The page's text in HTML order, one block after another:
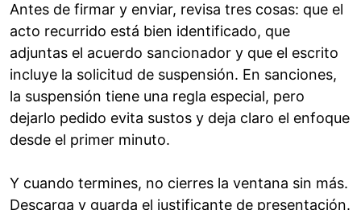
Antes de firmar y enviar, revisa tres cosas: que el
acto recurrido está bien identificado, que
adjuntas el acuerdo sancionador y que el escrito
incluye la solicitud de suspensión. En sanciones,
la suspensión tiene una regla especial, pero
dejarlo pedido evita sustos y deja claro el enfoque
desde el primer minuto.
Y cuando termines, no cierres la ventana sin más.
Descarga y guarda el justificante de presentación.